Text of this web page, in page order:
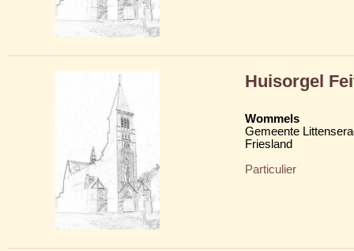
Huisorgel
Wommels
Gemeente
Friesland
Particulier